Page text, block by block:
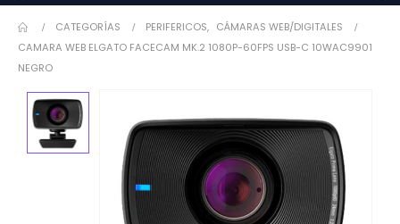
CATEGORÍAS PERIFERICOS, CÁMARAS WEB/DIGITALES
CAMARA WEB ELGATO FACECAM MK.2 1080P-60FPS USB-C 10WAC9901
NEGRO